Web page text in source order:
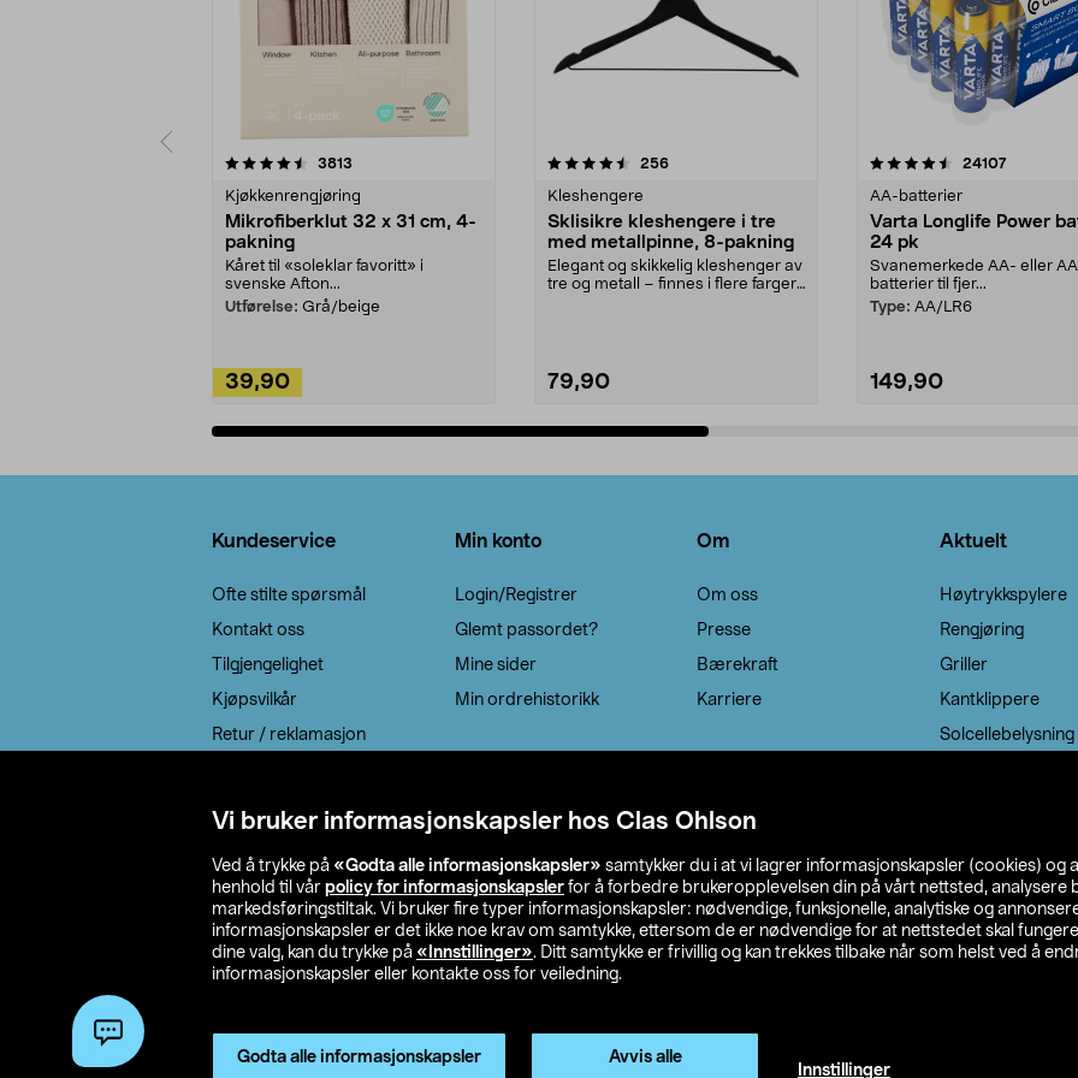
Vi bruker informasjonskapsler hos Clas Ohlson
Ved å trykke på «Godta alle informasjonskapsler» samtykker du i at vi lagrer informasjonskapsler (cookies) og
henhold til vår policy for informasjonskapsler for å forbedre brukeropplevelsen din på vårt nettsted, analysere
markedsføringstiltak. Vi bruker fire typer informasjonskapsler: nødvendige, funksjonelle, analytiske og
informasjonskapsler er det ikke noe krav om samtykke, ettersom de er nødvendige for at nettstedet skal
dine valg, kan du trykke på «Innstillinger». Ditt samtykke er frivillig og kan trekkes tilbake når som helst ved å
informasjonskapsler eller kontakte oss for veiledning.
Godta alle informasjonskapsler Avvis alle
Innstillinger
3813
Kjøkkenrengjøring
Mikrofiberklut 32 x 31 cm, 4-
pakning
Kåret til «soleklar favoritt» i
svenske Afton...
Utførelse: Grå/beige
39,90
4.5av 5 stjerner 256anmeldelser
Kleshengere
Sklisikre kleshengere i tre
med metallpinne, 8-pakning
Elegant og skikkelig kleshenger av
tre og metall – finnes i flere farger.
79,90
4.5av 5 stjerner 24107
AA-batterier
Varta Longlife Power
24 pk
Svanemerkede AA- eller
batterier til fjer...
Type: AA/LR6
149,90
4.5av 5 stjerner
Kundeservice
Ofte stilte spørsmål
Kontakt oss
Tilgjengelighet
Kjøpsvilkår
Retur / reklamasjon
Min konto
Login/Registrer
Glemt passordet?
Mine sider
Min ordrehistorikk
Om
Om oss
Presse
Bærekraft
Karriere
Aktuelt
Høytrykkspylere
Rengjøring
Griller
Kantklippere
Solcellebelysning